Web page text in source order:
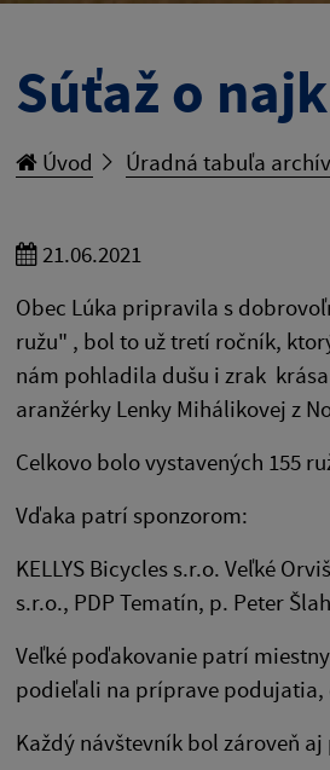
Súťaž o
Úvod Úradná tabuľa archív
21.06.2021
Obec Lúka pripravila s
ružu" , bol to už tretí ročník,
nám pohladila dušu i zrak
aranžérky Lenky Mihálikovej z
Celkovo bolo vystavených 155
Vďaka patrí sponzorom:
KELLYS Bicycles s.r.o. Veľké
s.r.o., PDP Tematín, p. Peter
Veľké poďakovanie patrí
podieľali na príprave podujatia,
Každý návštevník bol zároveň